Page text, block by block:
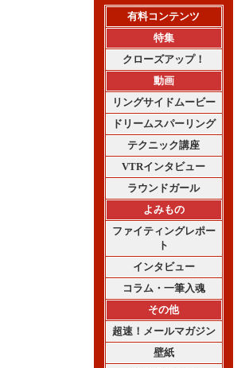
有料コンテンツ
特集
クローズアップ！
動画
リングサイドムービー
ドリームスパーリング
テクニック講座
VTRインタビュー
ラウンドガール
よみもの
ファイティングレポー
ト
インタビュー
コラム・一筆入魂
その他
超速！メールマガジン
壁紙